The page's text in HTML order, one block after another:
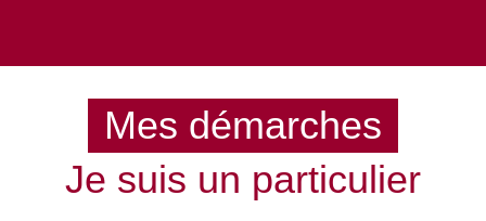
Mes démarches
Je suis un particulier